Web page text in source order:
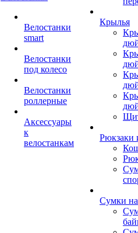
Велостанки
smart
Велостанки
под колесо
Велостанки
роллерные
Аксессуары
к
велостанкам
Крылья
Рюкзаки
Сумки